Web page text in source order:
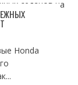
Honda